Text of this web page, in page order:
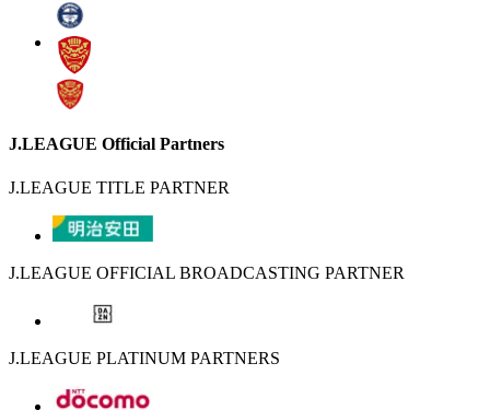
J.LEAGUE Official Partners
J.LEAGUE TITLE PARTNER
J.LEAGUE OFFICIAL BROADCASTING PARTNER
J.LEAGUE PLATINUM PARTNERS